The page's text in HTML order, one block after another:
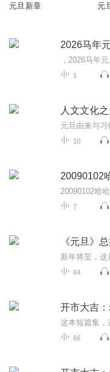
元旦新章 元
2026马年
1
人文文化
10
20090102
20090102哈
7
《元旦》
新年将至，这
64
开市大吉
66